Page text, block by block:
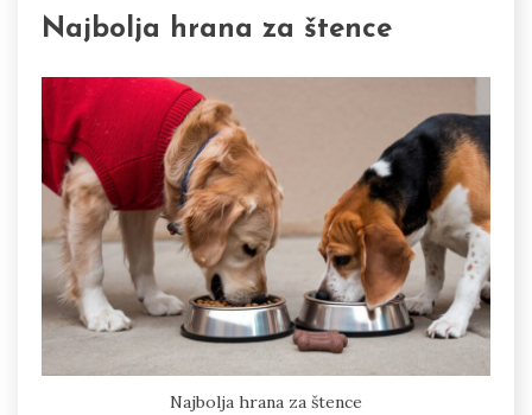
Najbolja hrana za štence
Najbolja hrana za štence